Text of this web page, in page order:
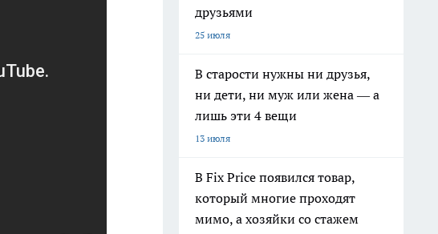
друзьями
25 июля
В старости нужны ни друзья,
ни дети, ни муж или жена — а
лишь эти 4 вещи
13 июля
В Fix Price появился товар,
который многие проходят
мимо, а хозяйки со стажем